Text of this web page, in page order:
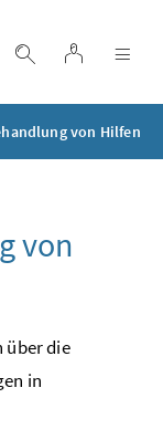
SucheLogin
von Hilfen
von
über die
in